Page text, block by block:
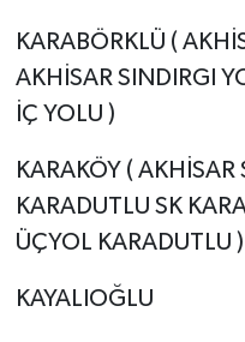
KARABÖRKLÜ (
AKHİSAR SINDIRGI
İÇ YOLU )
KARAKÖY ( AKHİSAR
KARADUTLU SK
ÜÇYOL KARADUTLU )
KAYALIOĞLU